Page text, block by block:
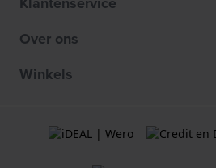
Over ons
Winkels